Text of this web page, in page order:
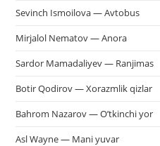
Sevinch Ismoilova — Avtobus
Mirjalol Nematov — Anora
Sardor Mamadaliyev — Ranjimas
Botir Qodirov — Xorazmlik qizlar
Bahrom Nazarov — O’tkinchi yor
Asl Wayne — Mani yuvar